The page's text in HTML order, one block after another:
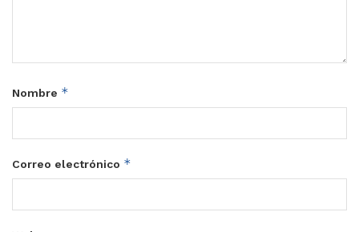
Nombre *
Correo electrónico *